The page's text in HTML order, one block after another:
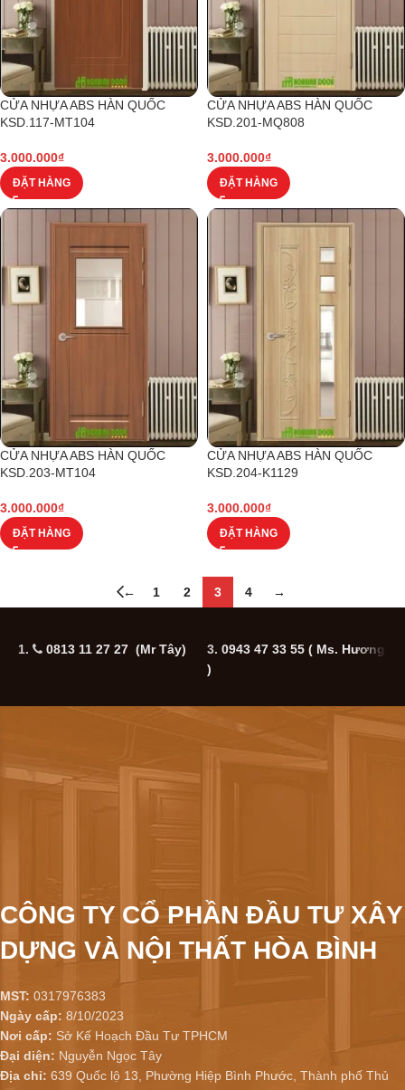
CỬA NHỰA ABS HÀN QUỐC
KSD.117-MT104
3.000.000₫
ĐẶT HÀNG
CỬA NHỰA ABS HÀN QUỐC
KSD.201-MQ808
3.000.000₫
ĐẶT HÀNG
CỬA NHỰA ABS HÀN QUỐC
KSD.203-MT104
3.000.000₫
ĐẶT HÀNG
CỬA NHỰA ABS HÀN QUỐC
KSD.204-K1129
3.000.000₫
ĐẶT HÀNG
← 1 2 3 4 →
1. 0813 11 27 27 (Mr Tây) 3. 0943 47 33 55 ( Ms. Hương
)
CÔNG TY CỔ PHẦN ĐẦU TƯ XÂY
DỰNG VÀ NỘI THẤT HÒA BÌNH
MST: 0317976383
Ngày cấp: 8/10/2023
Nơi cấp: Sở Kế Hoạch Đầu Tư TPHCM
Đại diện: Nguyễn Ngọc Tây
Địa chỉ: 639 Quốc lộ 13, Phường Hiệp Bình Phước, Thành phố Thủ